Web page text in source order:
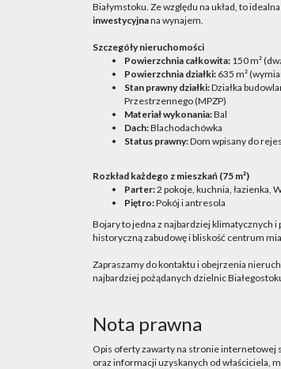
Białymstoku. Ze względu na układ, to
inwestycyjnana wynajem.
Szczegóły nieruchomości
Powierzchnia całkowita: 150 m²
Powierzchnia działki: 635 m²
Stan prawny działki:Działka
Przestrzennego (MPZP)
Materiał wykonania:Bal
Dach:Blachodachówka
Status prawny:Dom wpisany do
Rozkład każdego z mieszkań (75 m²)
Parter:2 pokoje, kuchnia, łazienka,
Piętro:Pokój i antresola
Bojary to jedna z najbardziej klimatycznych
historyczną zabudowę i bliskość centrum
Zapraszamy do kontaktu i obejrzenia
najbardziej pożądanych dzielnic
Nota prawna
Opis oferty zawarty na stronie internetowej
oraz informacji uzyskanych od właściciela,